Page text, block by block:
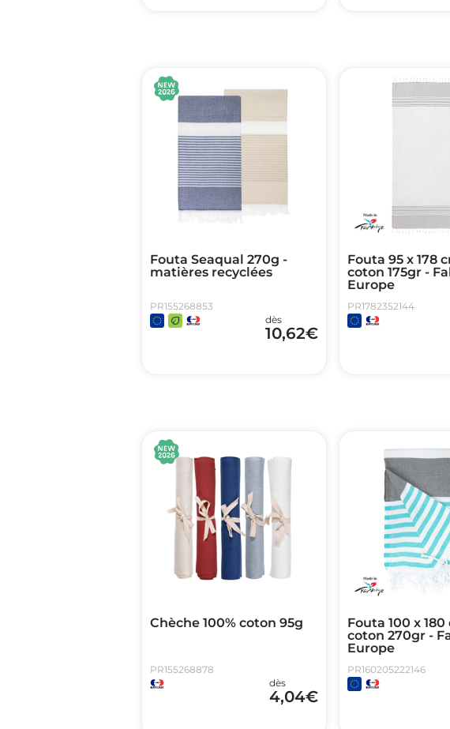
Fouta Seaqual 270g -
matières recyclées
PR155268853
dès
10,62€
Fouta 95 x 178
coton 175gr -
Europe
PR1782352144
Chèche 100% coton 95g
PR155268878
dès
4,04€
Fouta 100 x
coton 270gr -
Europe
PR160205222146